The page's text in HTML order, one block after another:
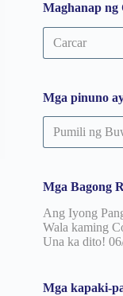
Maghanap ng
Maghanap
ng
Consultant
REGION
Mga pinuno
Mga
pinuno
ayon
Mga Bagong
Ang Iyong
Wala kaming
Una ka dito!
Mga kapaki-